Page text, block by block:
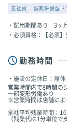
正社員 調剤併設型ド
試用期間あり 3ヶ月
必須資格：【必須】
勤務時間
施設の定休日：無休
営業時間内で8時間の
一部変形労働あり
※営業時間は店舗によ
全社平均残業時間：
（残業代は1分単位で